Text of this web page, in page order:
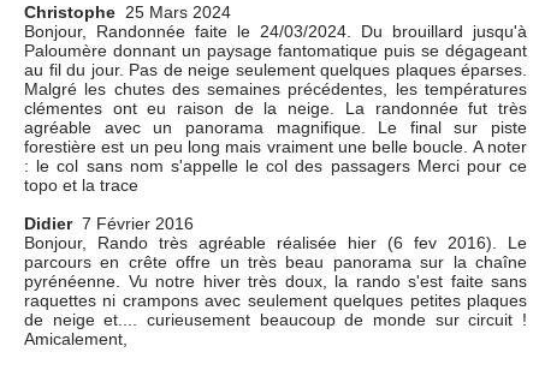
Christophe 25 Mars 2024
Bonjour, Randonnée faite le 24/03/2024. Du brouillard jusqu'à
Paloumère donnant un paysage fantomatique puis se dégageant
au fil du jour. Pas de neige seulement quelques plaques éparses.
Malgré les chutes des semaines précédentes, les températures
clémentes ont eu raison de la neige. La randonnée fut très
agréable avec un panorama magnifique. Le final sur piste
forestière est un peu long mais vraiment une belle boucle. A noter
: le col sans nom s'appelle le col des passagers Merci pour ce
topo et la trace
Didier 7 Février 2016
Bonjour, Rando très agréable réalisée hier (6 fev 2016). Le
parcours en crête offre un très beau panorama sur la chaîne
pyrénéenne. Vu notre hiver très doux, la rando s'est faite sans
raquettes ni crampons avec seulement quelques petites plaques
de neige et.... curieusement beaucoup de monde sur circuit !
Amicalement,